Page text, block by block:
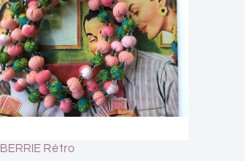
BERRIE Rétro